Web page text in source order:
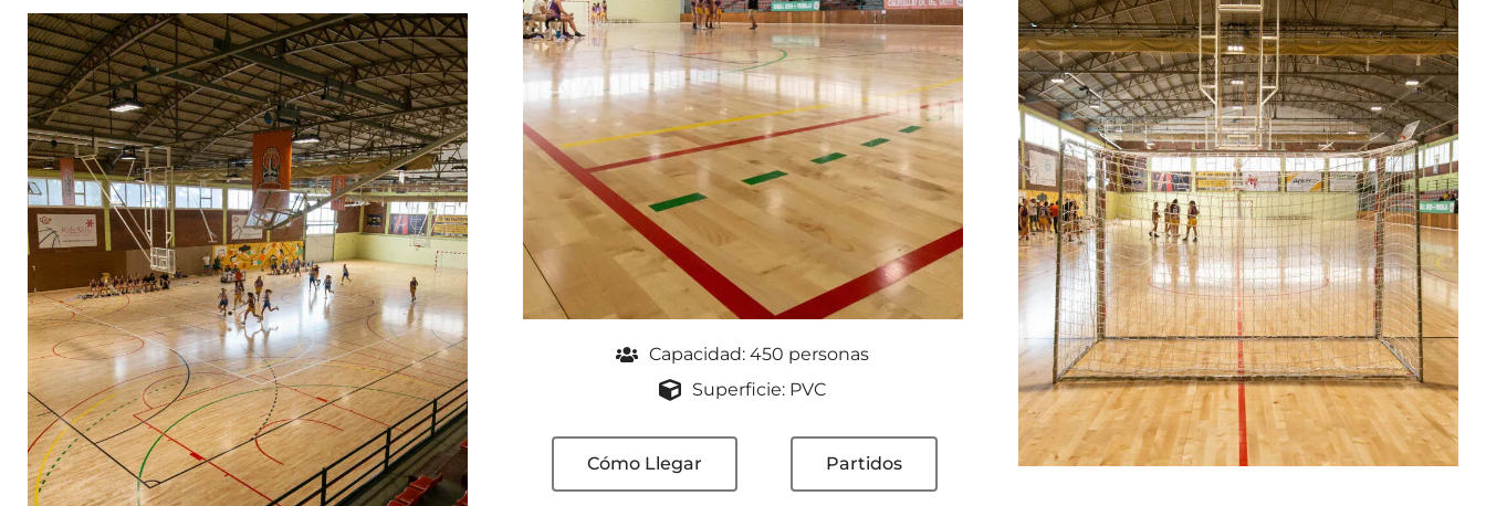
Capacidad: 450 personas
Superficie: PVC
Cómo Llegar Partidos